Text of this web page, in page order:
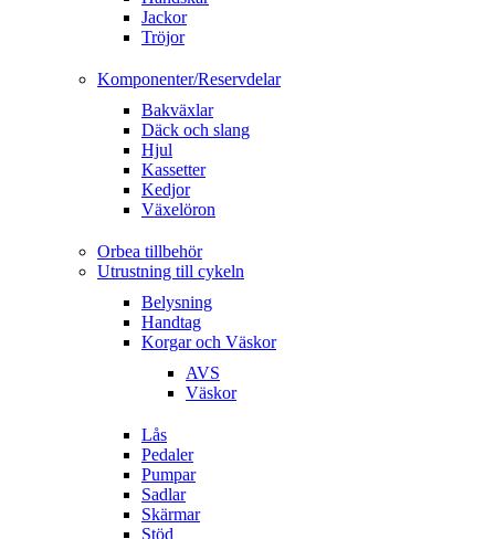
Jackor
Tröjor
Komponenter/Reservdelar
Bakväxlar
Däck och slang
Hjul
Kassetter
Kedjor
Växelöron
Orbea tillbehör
Utrustning till cykeln
Belysning
Handtag
Korgar och Väskor
AVS
Väskor
Lås
Pedaler
Pumpar
Sadlar
Skärmar
Stöd